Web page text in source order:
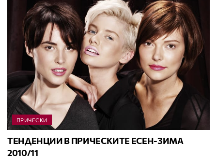
ПРИЧЕСКИ
ТЕНДЕНЦИИ В ПРИЧЕСКИТЕ ЕСЕН-ЗИМА
2010/11